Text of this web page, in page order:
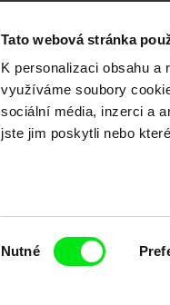
Tato webová stránka
K personalizaci obsahu
využíváme soubory
sociální média, inzerci a
jste jim poskytli nebo
Nutné